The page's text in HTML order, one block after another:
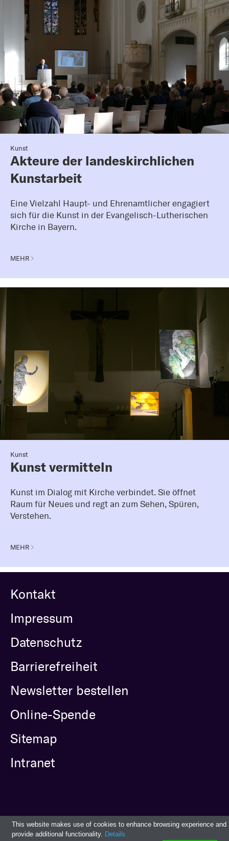
Kunst
Akteure der landeskirchlichen
Kunstarbeit
Eine Vielzahl Haupt- und Ehrenamtlicher engagiert
sich für die Kunst in der Evangelisch-Lutherischen
Kirche in Bayern.
MEHR
Kunst
Kunst vermitteln
Kunst im Dialog mit Kirche verbindet. Sie öffnet
Raum für Neues und regt an zum Sehen, Spüren,
Verstehen.
MEHR
Kontakt
Impressum
Datenschutz
Barrierefreiheit
Newsletter bestellen
Online-Spende
Sitemap
Intranet
This website makes use of cookies to enhance browsing experience and
provide additional functionality. Details